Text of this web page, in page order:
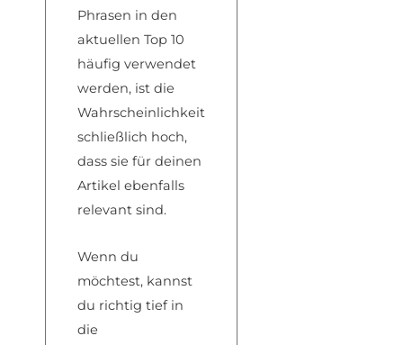
Phrasen in den
aktuellen Top 10
häufig verwendet
werden, ist die
Wahrscheinlichkeit
schließlich hoch,
dass sie für deinen
Artikel ebenfalls
relevant sind.
Wenn du
möchtest, kannst
du richtig tief in
die